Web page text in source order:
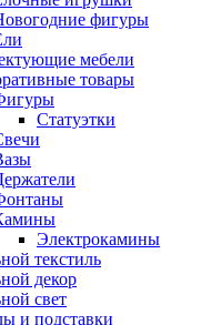
фигуры
мебели
товары
Статуэтки
Электрокамины
текстиль
декор
свет
и подставки